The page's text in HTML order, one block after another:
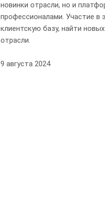
новинки отрасли, но и
профессионалами. Участие
клиентскую базу, найти
отрасли.
9 августа 2024